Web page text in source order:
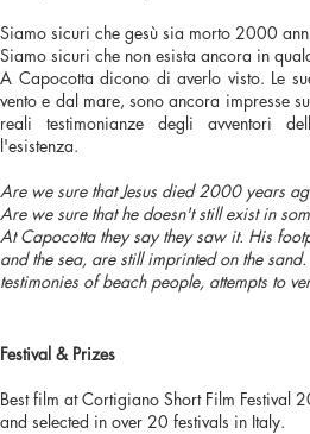
Siamo sicuri che gesù sia morto 2000
Siamo sicuri che non esista ancora in
A Capocotta dicono di averlo visto. Le
vento e dal mare, sono ancora impresse
reali testimonianze degli avventori
l'esistenza.
Are we sure that Jesus died 2000 years
Are we sure that he doesn't still exist in
At Capocotta they say they saw it. His
and the sea, are still imprinted on the
testimonies of beach people, attempts to
Festival & Prizes
Best film at Cortigiano Short Film Festival
and selected in over 20 festivals in Italy.